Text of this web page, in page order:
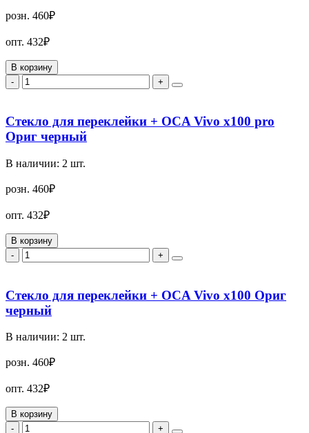
розн. 460₽
опт. 432₽
В корзину
-
+
Стекло для переклейки + OCA Vivo x100 pro
Ориг черный
В наличии: 2 шт.
розн. 460₽
опт. 432₽
В корзину
-
+
Стекло для переклейки + OCA Vivo x100 Ориг
черный
В наличии: 2 шт.
розн. 460₽
опт. 432₽
В корзину
-
+